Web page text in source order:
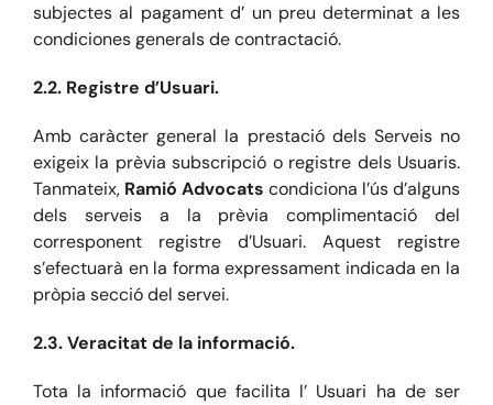
subjectes al pagament d’ un preu determinat a les
condiciones generals de contractació.
2.2. Registre d’Usuari.
Amb caràcter general la prestació dels Serveis no
exigeix la prèvia subscripció o registre dels Usuaris.
Tanmateix, Ramió Advocats condiciona l’ús d’alguns
dels serveis a la prèvia complimentació del
corresponent registre d’Usuari. Aquest registre
s’efectuarà en la forma expressament indicada en la
pròpia secció del servei.
2.3. Veracitat de la informació.
Tota la informació que facilita l’ Usuari ha de ser